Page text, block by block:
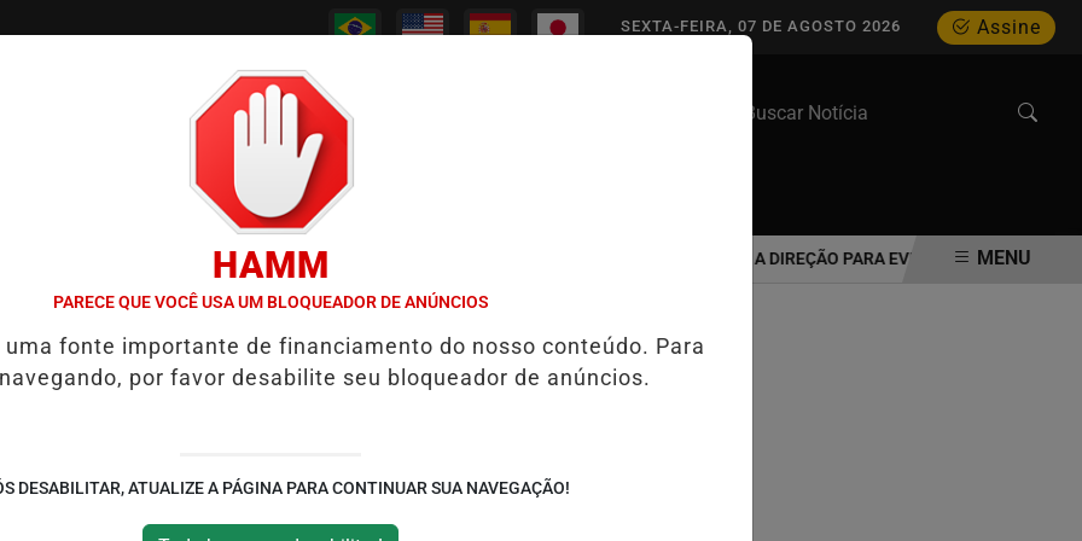
Assine
SEXTA-FEIRA, 07 DE AGOSTO 2026
CANAL RPJ CONTATO
REABRE REPORTAGEM APÓS TRÊS ANOS 7 SINAIS DE QUE UM IDOSO DEVE REAVALIAR A DIREÇÃO PARA EVITAR ACIDENTES NO
MENU
5.3 abala região de
às informações fornecidas pelas
HAMM
PARECE QUE VOCÊ USA UM BLOQUEADOR DE ANÚNCIOS
fonte importante de financiamento do nosso conteúdo. Para
por favor desabilite seu bloqueador de anúncios.
DESABILITAR, ATUALIZE A PÁGINA PARA CONTINUAR SUA NAVEGAÇÃO!